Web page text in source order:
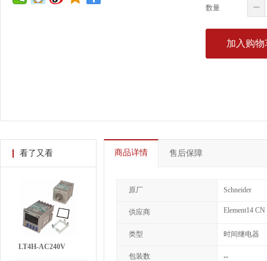
数量
加入购物
看了又看
LT4H-AC240V
商品详情 售后保障
原厂 Schneider
供应商 Element14 CN
类型 时间继电器
包装数 --